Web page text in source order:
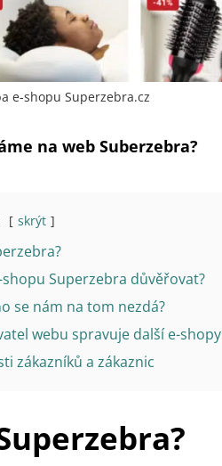
e-shopu Superzebra.cz
na web Suberzebra?
skrýt
shopu Superzebra důvěřovat?
se nám na tom nezdá?
webu spravuje další e-
zákazníků a zákaznic